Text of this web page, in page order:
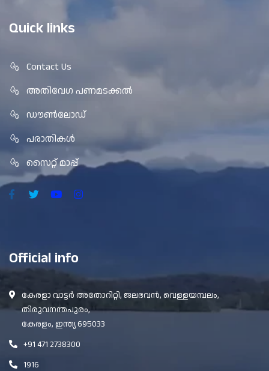
Quick links
Contact Us
അതിവേഗ പണമടക്കൽ
ഡൗൺലോഡ്
പരാതികൾ
സൈറ്റ് മാപ്പ്
Official info
കേരളാ വാട്ടർ അതോറിറ്റി, ജലഭവൻ, വെള്ളയമ്പലം,
തിരുവനന്തപുരം,
കേരളം, ഇന്ത്യ 695033
+91 471 2738300
1916